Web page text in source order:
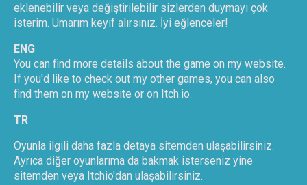
eklenebilir veya değiştirilebilir sizlerden duymayı çok
isterim. Umarım keyif alırsınız. İyi eğlenceler!
ENG
You can find more details about the game on my website.
If you'd like to check out my other games, you can also
find them on my website or on Itch.io.
TR
Oyunla ilgili daha fazla detaya sitemden ulaşabilirsiniz.
Ayrıca diğer oyunlarıma da bakmak isterseniz yine
sitemden veya Itchio'dan ulaşabilirsiniz.